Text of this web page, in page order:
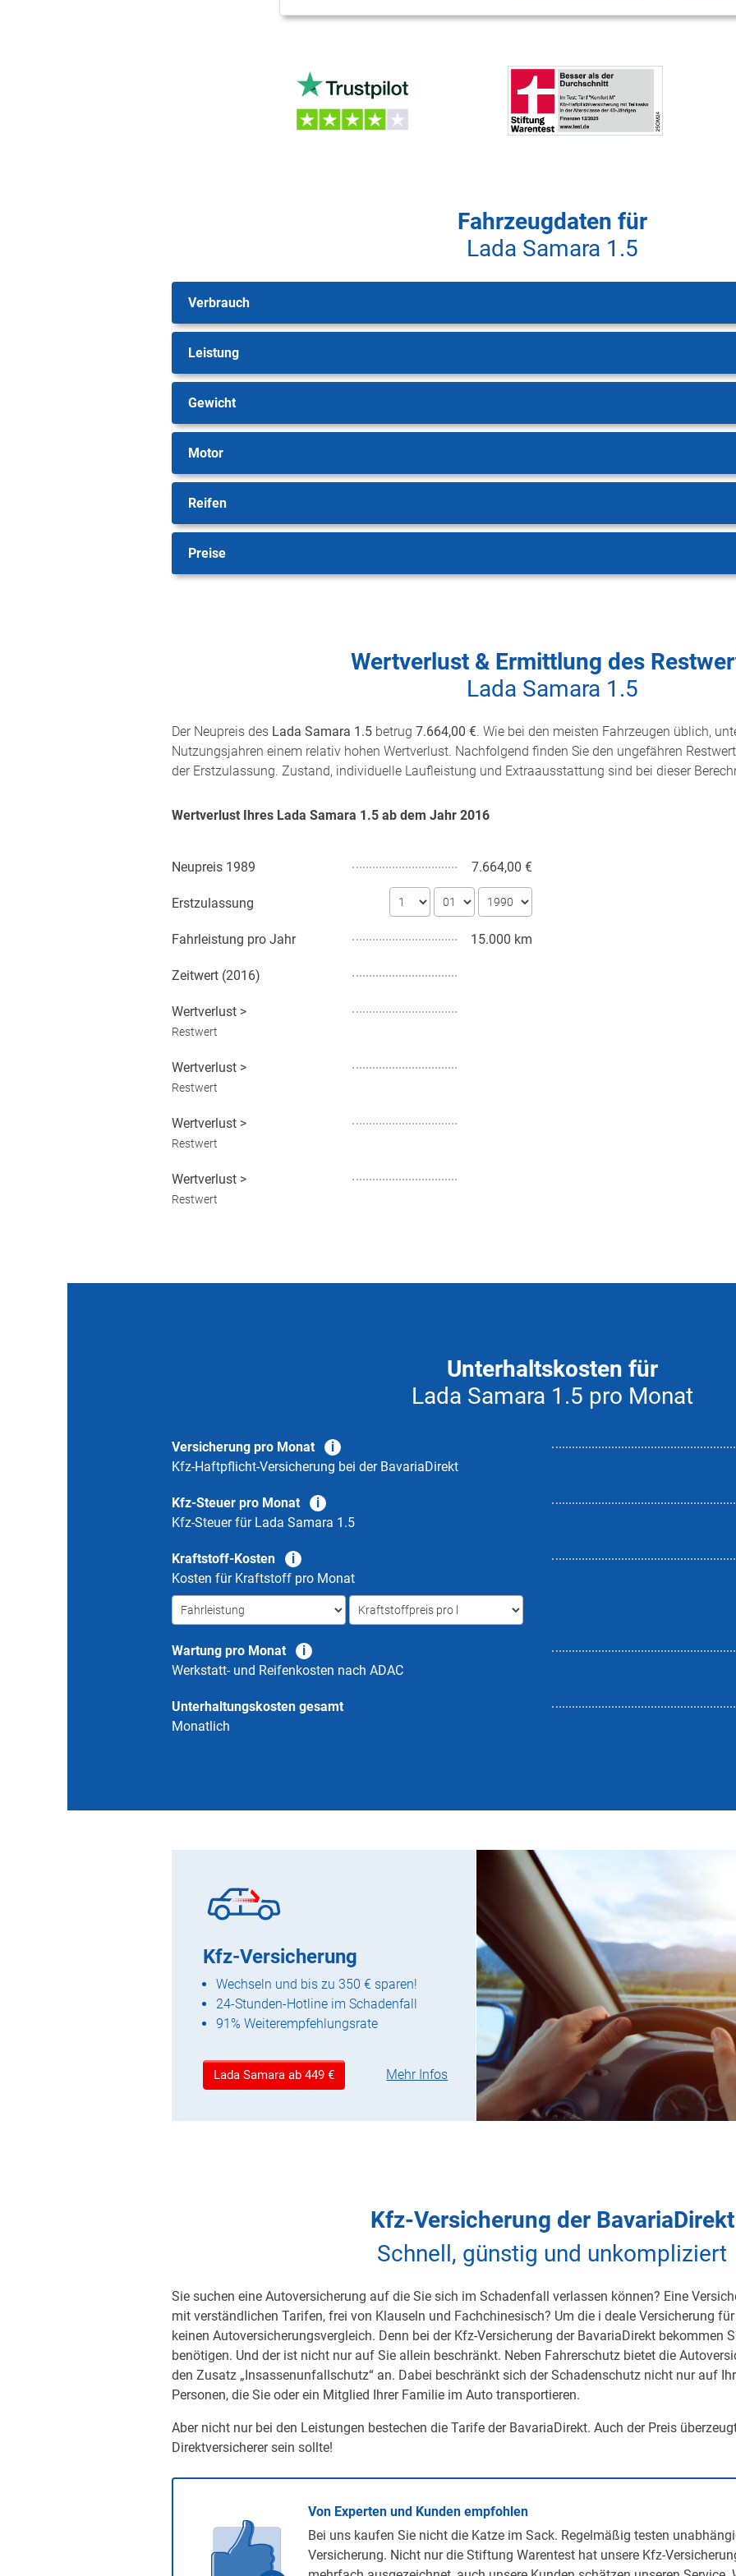
Fahrzeugdaten für
Lada Samara 1.5
Verbrauch
Leistung
Gewicht
Motor
Reifen
Preise
Wertverlust & Ermittlung des
Lada Samara 1.5
Der Neupreis des Lada Samara 1.5 betrug 7.664,00 €. Wie bei den meisten Fahrzeugen üblich,
Nutzungsjahren einem relativ hohen Wertverlust. Nachfolgend finden Sie den ungefähren
der Erstzulassung. Zustand, individuelle Laufleistung und Extraausstattung sind bei dieser
Wertverlust Ihres Lada Samara 1.5 ab dem Jahr 2016
Neupreis 1989 7.664,00 €
Erstzulassung
Fahrleistung pro Jahr 15.000 km
Zeitwert (2016)
Wertverlust >
Restwert
Wertverlust >
Restwert
Wertverlust >
Restwert
Wertverlust >
Restwert
Unterhaltskosten für
Lada Samara 1.5 pro Monat
Versicherung pro Monat
Kfz-Haftpflicht-Versicherung bei der BavariaDirekt
Kfz-Steuer pro Monat
Kfz-Steuer für Lada Samara 1.5
Kraftstoff-Kosten
Kosten für Kraftstoff pro Monat
Wartung pro Monat
Werkstatt- und Reifenkosten nach ADAC
Unterhaltungskosten gesamt
Monatlich
Kfz-Versicherung
Wechseln und bis zu 350 € sparen!
24-Stunden-Hotline im Schadenfall
91% Weiterempfehlungsrate
Lada Samara ab 449 € Mehr Infos
Kfz-Versicherung der BavariaDirekt
Schnell, günstig und unkompliziert
Sie suchen eine Autoversicherung auf die Sie sich im Schadenfall verlassen können? Eine
mit verständlichen Tarifen, frei von Klauseln und Fachchinesisch? Um die i deale Versicherung
keinen Autoversicherungsvergleich. Denn bei der Kfz-Versicherung der BavariaDirekt bekommen
benötigen. Und der ist nicht nur auf Sie allein beschränkt. Neben Fahrerschutz bietet die
den Zusatz „Insassenunfallschutz“ an. Dabei beschränkt sich der Schadenschutz nicht nur auf
Personen, die Sie oder ein Mitglied Ihrer Familie im Auto transportieren.
Aber nicht nur bei den Leistungen bestechen die Tarife der BavariaDirekt. Auch der Preis
Direktversicherer sein sollte!
Von Experten und Kunden empfohlen
Bei uns kaufen Sie nicht die Katze im Sack. Regelmäßig testen
Versicherung. Nicht nur die Stiftung Warentest hat unsere Kfz-